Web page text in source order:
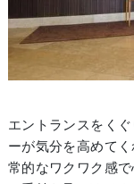
エントランスをく
ーが気分を高めて
常的なワクワク感